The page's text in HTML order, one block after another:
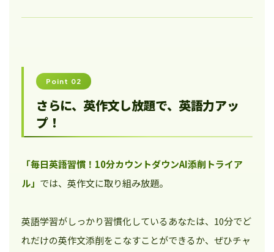
Point 02
さらに、英作文し放題で、英語力アッ
プ！
「毎日英語習慣！10分カウントダウンAI添削トライア
ル」 では、英作文に取り組み放題。
英語学習がしっかり習慣化しているあなたは、10分でど
れだけの英作文添削をこなすことができるか、ぜひチャ